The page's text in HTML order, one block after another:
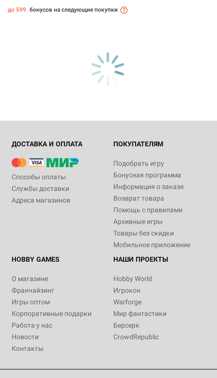
до 599 бонусов на следующие покупки
ДОСТАВКА И ОПЛАТА
Способы оплаты
Службы доставки
Адреса магазинов
ПОКУПАТЕЛЯМ
Подобрать игру
Бонусная программа
Информация о заказе
Возврат товара
Помощь с правилами
Архивные игры
Товары без скидки
Мобильное приложение
HOBBY GAMES
О магазине
Франчайзинг
Игры оптом
Корпоративные подарки
Работа у нас
Новости
Контакты
НАШИ ПРОЕКТЫ
Hobby World
Игрокон
Warforge
Мир фантастики
Берсерк
CrowdRepublic